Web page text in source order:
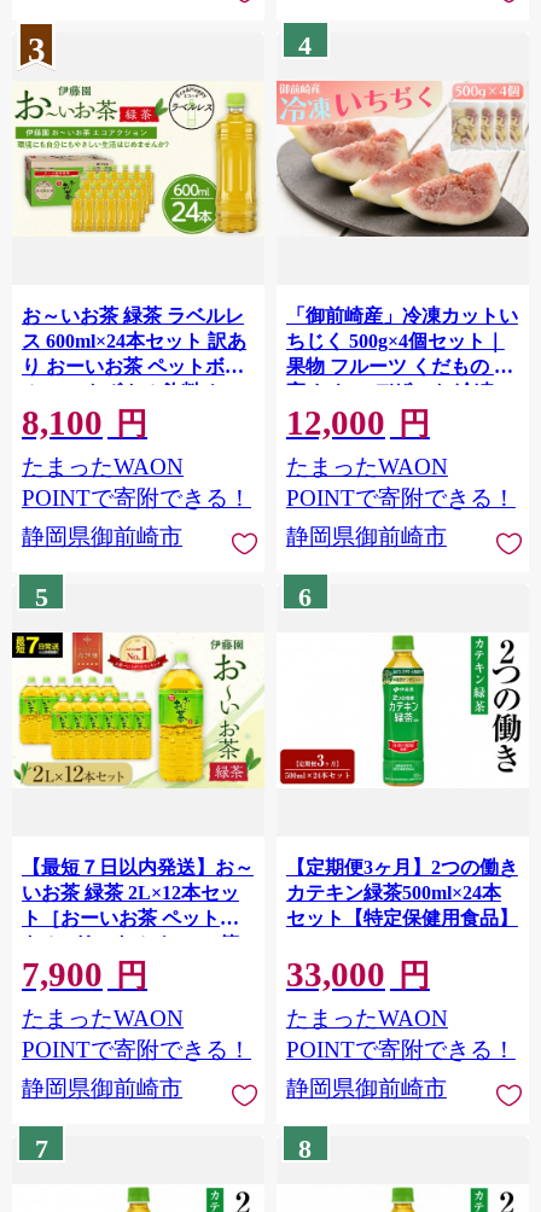
3
お～いお茶 緑茶 ラベルレ
ス 600ml×24本セット 訳あ
り おーいお茶 ペットボト
ル ぺットボトル飲料 ケー
ス 箱 伊藤園 静岡 カテキン
送料無料 健康 飲料 ソフト
ドリンク まとめ買い 常備
品 防災 お茶 静岡茶
8,100 円
たまったWAON
POINTで寄附できる！
静岡県御前崎市
4
「御前崎産」冷凍カットい
ちじく 500g×4個セット｜
果物 フルーツ くだもの 果
実 おやつ デザート 冷凍
12,000 円
たまったWAON
POINTで寄附できる！
静岡県御前崎市
5
【最短７日以内発送】お～
いお茶 緑茶 2L×12本セッ
ト［おーいお茶 ペットボ
トル 2リットル ケース 箱
伊藤園 静岡］
7,900 円
たまったWAON
POINTで寄附できる！
静岡県御前崎市
6
【定期便3ヶ月】2つの働き
カテキン緑茶500ml×24本
セット【特定保健用食品】
33,000 円
たまったWAON
POINTで寄附できる！
静岡県御前崎市
7 8